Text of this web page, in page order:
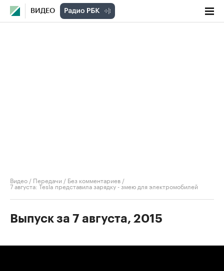
ВИДЕО
Видео / Передачи / Без комментариев /
7 августа: Tesla представила зарядку - змею для электромобилей
Выпуск за 7 августа, 2015